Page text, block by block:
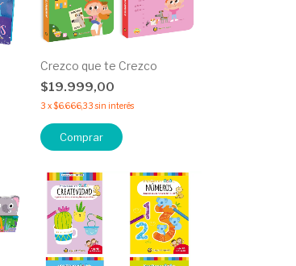
Crezco que te Crezco
$19.999,00
3 x$6.666,33 sin interés
Comprar